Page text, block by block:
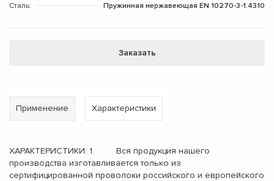
Сталь:
Пружинная нержавеющая EN 10270-3-1.4310
Заказать
Применение Характеристики
ХАРАКТЕРИСТИКИ: 1. Вся продукция нашего
производства изготавливается только из
сертифицированной проволоки российского и европейского